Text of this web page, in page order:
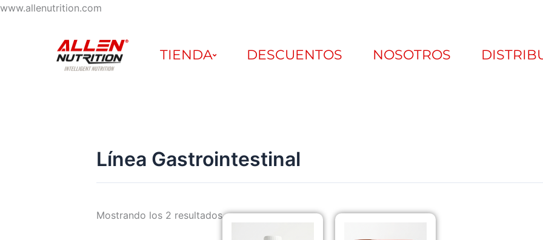
www.allenutrition.com
contenido
TIENDA DESCUENTOS NOSOTROS
Línea Gastrointestinal
Mostrando los 2 resultados